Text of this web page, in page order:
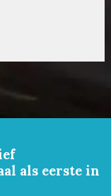
als eerste in